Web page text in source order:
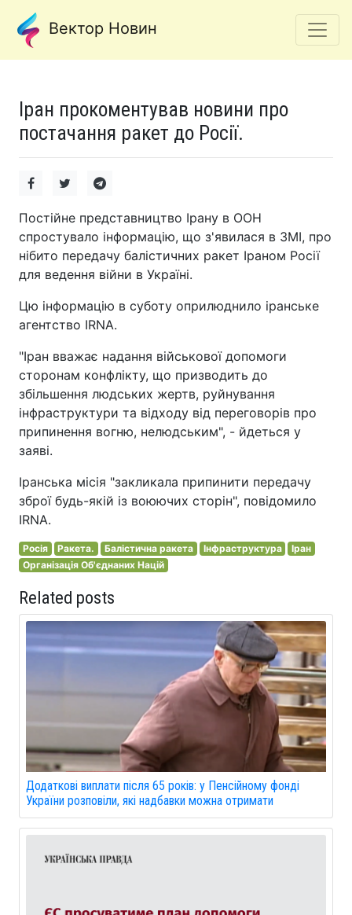
Вектор Новин
Іран прокоментував новини про
постачання ракет до Росії.
Постійне представництво Ірану в ООН
спростувало інформацію, що з'явилася в ЗМІ, про
нібито передачу балістичних ракет Іраном Росії
для ведення війни в Україні.
Цю інформацію в суботу оприлюднило іранське
агентство IRNA.
"Іран вважає надання військової допомоги
сторонам конфлікту, що призводить до
збільшення людських жертв, руйнування
інфраструктури та відходу від переговорів про
припинення вогню, нелюдським", - йдеться у
заяві.
Іранська місія "закликала припинити передачу
зброї будь-якій із воюючих сторін", повідомило
IRNA.
Росія Ракета. Балістична ракета Інфраструктура
Іран
Організація Об'єднаних Націй
Related posts
Додаткові виплати після 65 років: у Пенсійному фонді
України розповіли, які надбавки можна отримати